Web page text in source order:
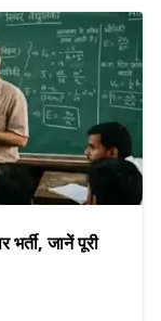
जानें पूरी